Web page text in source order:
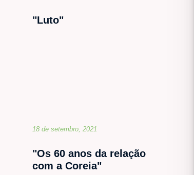
"Luto"
18 de setembro, 2021
"Os 60 anos da relação
com a Coreia"